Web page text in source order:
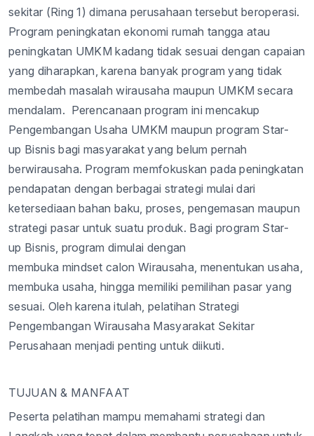
sekitar (Ring 1) dimana perusahaan tersebut beroperasi.
Program peningkatan ekonomi rumah tangga atau
peningkatan UMKM kadang tidak sesuai dengan capaian
yang diharapkan, karena banyak program yang tidak
membedah masalah wirausaha maupun UMKM secara
mendalam. Perencanaan program ini mencakup
Pengembangan Usaha UMKM maupun program Star-
up Bisnis bagi masyarakat yang belum pernah
berwirausaha. Program memfokuskan pada peningkatan
pendapatan dengan berbagai strategi mulai dari
ketersediaan bahan baku, proses, pengemasan maupun
strategi pasar untuk suatu produk. Bagi program Star-
up Bisnis, program dimulai dengan
membuka mindset calon Wirausaha, menentukan usaha,
membuka usaha, hingga memiliki pemilihan pasar yang
sesuai. Oleh karena itulah, pelatihan Strategi
Pengembangan Wirausaha Masyarakat Sekitar
Perusahaan menjadi penting untuk diikuti.
TUJUAN & MANFAAT
Peserta pelatihan mampu memahami strategi dan